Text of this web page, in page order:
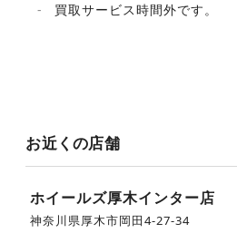
- 買取サービス時間外です。
お近くの店舗
ホイールズ厚木インター店
神奈川県厚木市岡田4-27-34